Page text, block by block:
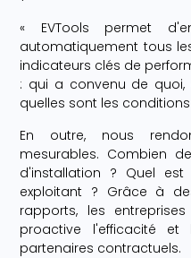
« EVTools permet
automatiquement tous
indicateurs clés de
: qui a convenu de quoi,
quelles sont les
En outre, nous
mesurables. Combien
d'installation ? Quel
exploitant ? Grâce à
rapports, les
proactive l'efficacité et
partenaires contractuels.